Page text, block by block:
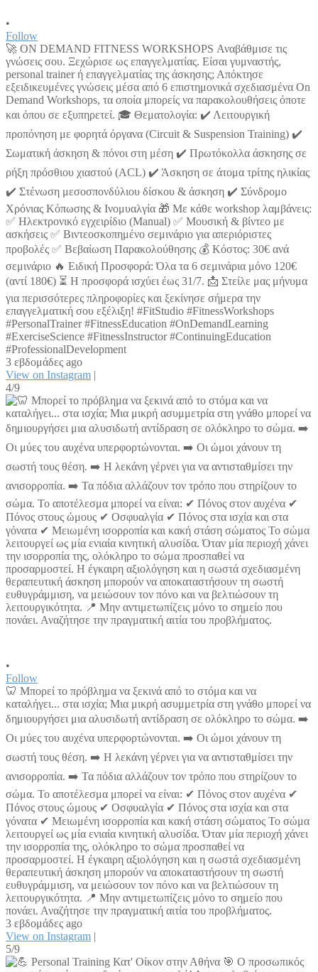
•
Follow
🚀 ON DEMAND FITNESS WORKSHOPS Αναβάθμισε τις
γνώσεις σου. Ξεχώρισε ως επαγγελματίας. Είσαι γυμναστής,
personal trainer ή επαγγελματίας της άσκησης; Απόκτησε
εξειδικευμένες γνώσεις μέσα από 6 επιστημονικά σχεδιασμένα On
Demand Workshops, τα οποία μπορείς να παρακολουθήσεις όποτε
και όπου σε εξυπηρετεί. 🎓 Θεματολογία: ✔️ Λειτουργική
προπόνηση με φορητά όργανα (Circuit & Suspension Training) ✔️
Σωματική άσκηση & πόνοι στη μέση ✔️ Πρωτόκολλα άσκησης σε
ρήξη πρόσθιου χιαστού (ACL) ✔️ Άσκηση σε άτομα τρίτης ηλικίας
✔️ Στένωση μεσοσπονδύλιου δίσκου & άσκηση ✔️ Σύνδρομο
Χρόνιας Κόπωσης & Ινομυαλγία 🎁 Με κάθε workshop λαμβάνεις:
✅ Ηλεκτρονικό εγχειρίδιο (Manual) ✅ Μουσική & βίντεο με
ασκήσεις ✅ Βιντεοσκοπημένο σεμινάριο για απεριόριστες
προβολές ✅ Βεβαίωση Παρακολούθησης 💰 Κόστος: 30€ ανά
σεμινάριο 🔥 Ειδική Προσφορά: Όλα τα 6 σεμινάρια μόνο 120€
(αντί 180€) ⏳ Η προσφορά ισχύει έως 31/7. 📩 Στείλε μας μήνυμα
για περισσότερες πληροφορίες και ξεκίνησε σήμερα την
επαγγελματική σου εξέλιξη! #FitStudio #FitnessWorkshops
#PersonalTrainer #FitnessEducation #OnDemandLearning
#ExerciseScience #FitnessInstructor #ContinuingEducation
#ProfessionalDevelopment
3 εβδομάδες ago
View on Instagram |
4/9
•
Follow
🦷 Μπορεί το πρόβλημα να ξεκινά από το στόμα και να
καταλήγει... στα ισχία; Μια μικρή ασυμμετρία στη γνάθο μπορεί να
δημιουργήσει μια αλυσιδωτή αντίδραση σε ολόκληρο το σώμα. ➡️
Οι μύες του αυχένα υπερφορτώνονται. ➡️ Οι ώμοι χάνουν τη
σωστή τους θέση. ➡️ Η λεκάνη γέρνει για να αντισταθμίσει την
ανισορροπία. ➡️ Τα πόδια αλλάζουν τον τρόπο που στηρίζουν το
σώμα. Το αποτέλεσμα μπορεί να είναι: ✔ Πόνος στον αυχένα ✔
Πόνος στους ώμους ✔ Οσφυαλγία ✔ Πόνος στα ισχία και στα
γόνατα ✔ Μειωμένη ισορροπία και κακή στάση σώματος Το σώμα
λειτουργεί ως μία ενιαία κινητική αλυσίδα. Όταν μία περιοχή χάνει
την ισορροπία της, ολόκληρο το σώμα προσπαθεί να
προσαρμοστεί. Η έγκαιρη αξιολόγηση και η σωστά σχεδιασμένη
θεραπευτική άσκηση μπορούν να αποκαταστήσουν τη σωστή
ευθυγράμμιση, να μειώσουν τον πόνο και να βελτιώσουν τη
λειτουργικότητα. 📍 Μην αντιμετωπίζεις μόνο το σημείο που
πονάει. Αναζήτησε την πραγματική αιτία του προβλήματος.
3 εβδομάδες ago
View on Instagram |
5/9